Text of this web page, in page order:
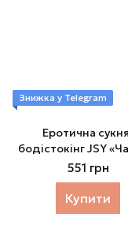
Знижка у Telegram
Еротична
бодістокінг JSY
Лайла» One Size
551 грн
Купити